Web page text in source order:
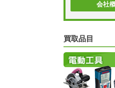
会社
買取品目